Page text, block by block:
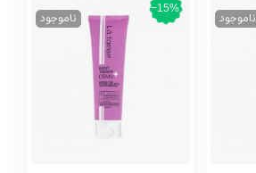
ناموجود
‎−15%
ناموجود